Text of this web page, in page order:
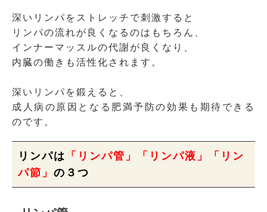
深いリンパをストレッチで刺激すると
リンパの流れが良くなるのはもちろん、
インナーマッスルの代謝が良くなり、
内臓の働きも活性化されます。
深いリンパを鍛えると、
成人病の原因となる肥満予防の効果も期待できる
のです。
リンパは
「リンパ管」「リンパ液」「リン
パ節」 の３つ